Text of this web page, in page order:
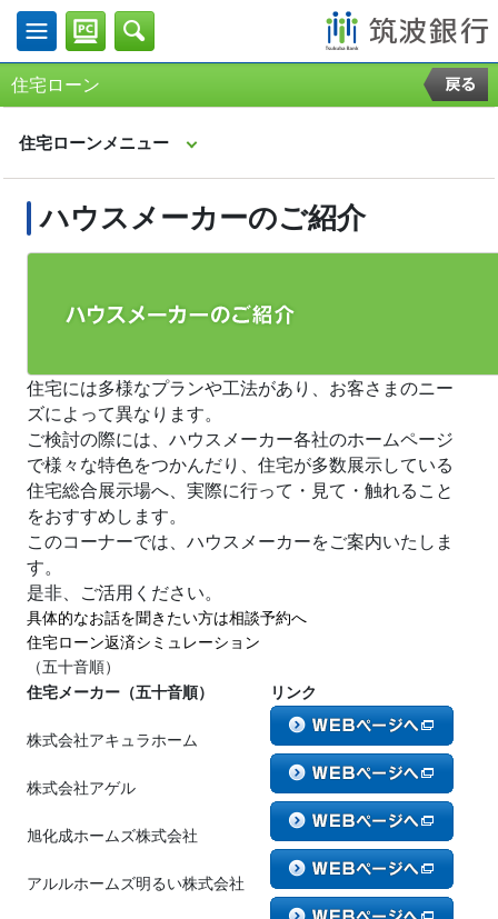
住宅ローン
住宅ローンメニュー
ハウスメーカーのご紹介
住宅には多様なプランや工法があり、お客さまのニー
ズによって異なります。
ご検討の際には、ハウスメーカー各社のホームページ
で様々な特色をつかんだり、住宅が多数展示している
住宅総合展示場へ、実際に行って・見て・触れること
をおすすめします。
このコーナーでは、ハウスメーカーをご案内いたしま
す。
是非、ご活用ください。
具体的なお話を聞きたい方は相談予約へ
住宅ローン返済シミュレーション
（五十音順）
住宅メーカー（五十音順）
リンク
株式会社アキュラホーム
株式会社アゲル
旭化成ホームズ株式会社
アルルホームズ明るい株式会社